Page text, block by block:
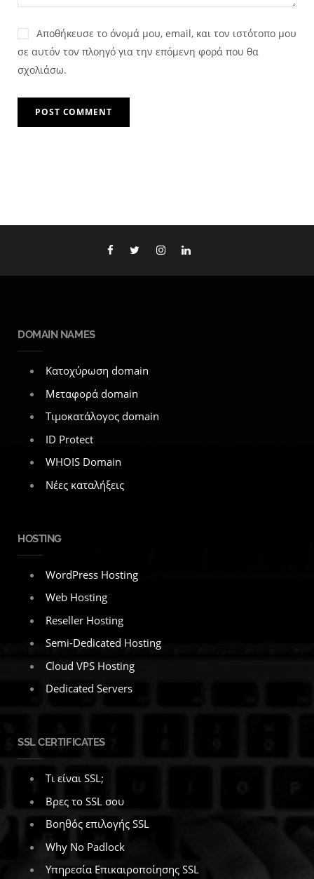
Αποθήκευσε το όνομά μου, email, και τον ιστότοπο μου
σε αυτόν τον πλοηγό για την επόμενη φορά που θα
σχολιάσω.
DOMAIN NAMES
Κατοχύρωση domain
Μεταφορά domain
Τιμοκατάλογος domain
ID Protect
WHOIS Domain
Νέες καταλήξεις
HOSTING
WordPress Hosting
Web Hosting
Reseller Hosting
Semi-Dedicated Hosting
Cloud VPS Hosting
Dedicated Servers
SSL CERTIFICATES
Τι είναι SSL;
Βρες το SSL σου
Βοηθός επιλογής SSL
Why No Padlock
Υπηρεσία Επικαιροποίησης SSL